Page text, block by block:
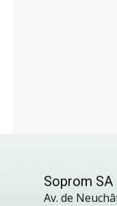
Soprom SA
Av. de